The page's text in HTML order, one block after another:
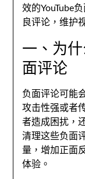
效的YouTube
良评论 ，维护
一、 为
面评论
负面评论可能
攻击性强或者
者造成困扰 ，
清理这些负面
量 ，增加正面
体验 。